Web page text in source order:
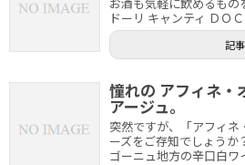
ドーリ キャンティ ＤＯ
記
憧れの アフィネ・
アージュ。
突然ですが、「アフィ
ーズをご存知でしょうか
ゴーニュ地方の辛口白